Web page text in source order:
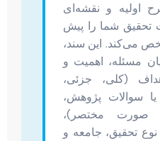
اولیه و نقشه‌ای
تحقیق شما را پیش
می‌کند. این سند،
مسئله، اهمیت و
(کلی، جزئی،
سوالات پژوهش،
صورت مختصر)،
تحقیق، جامعه و